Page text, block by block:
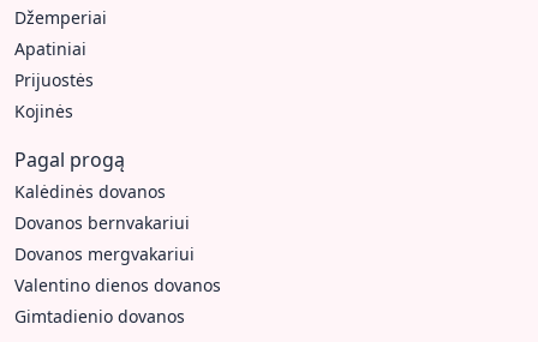
Džemperiai
Apatiniai
Prijuostės
Kojinės
Pagal progą
Kalėdinės dovanos
Dovanos bernvakariui
Dovanos mergvakariui
Valentino dienos dovanos
Gimtadienio dovanos